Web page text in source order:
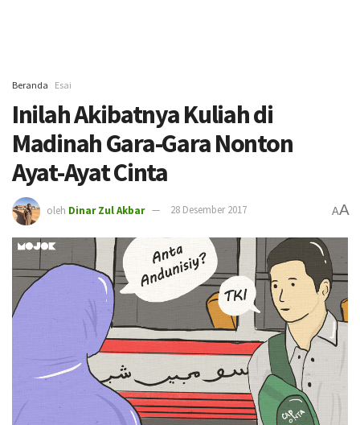
Beranda Esai
Inilah Akibatnya Kuliah di
Madinah Gara-Gara Nonton
Ayat-Ayat Cinta
oleh Dinar Zul Akbar 28 Desember 2017 AA